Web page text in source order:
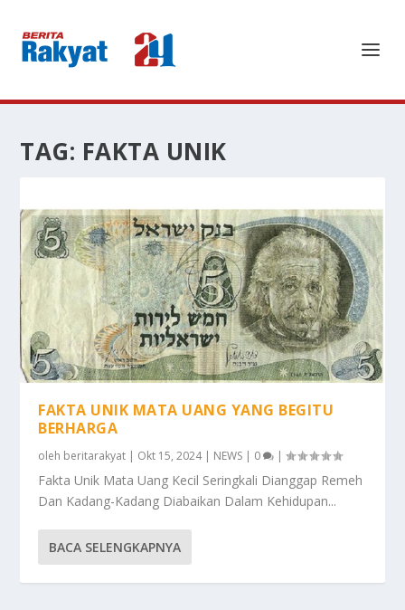
TAG: FAKTA UNIK
FAKTA UNIK MATA UANG YANG BEGITU
BERHARGA
oleh beritarakyat | Okt 15, 2024| NEWS | 0 |
Fakta Unik Mata Uang Kecil Seringkali Dianggap Remeh
Dan Kadang-Kadang Diabaikan Dalam Kehidupan...
BACA SELENGKAPNYA